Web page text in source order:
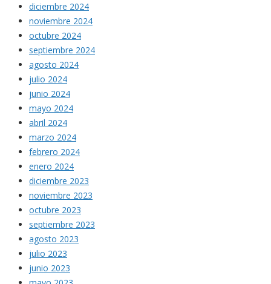
diciembre 2024
noviembre 2024
octubre 2024
septiembre 2024
agosto 2024
julio 2024
junio 2024
mayo 2024
abril 2024
marzo 2024
febrero 2024
enero 2024
diciembre 2023
noviembre 2023
octubre 2023
septiembre 2023
agosto 2023
julio 2023
junio 2023